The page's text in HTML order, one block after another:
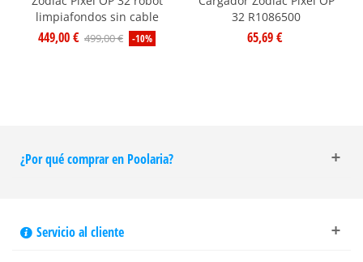
limpiafondos sin cable
449,00 € 499,00 € -10%
32 R1086500
65,69 €
¿Por qué comprar en Poolaria?
Servicio al cliente